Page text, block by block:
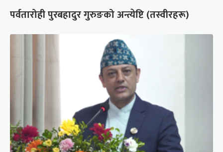
पर्वतारोही पुरबहादुर गुरुङको अन्त्येष्टि (तस्वीरहरू)